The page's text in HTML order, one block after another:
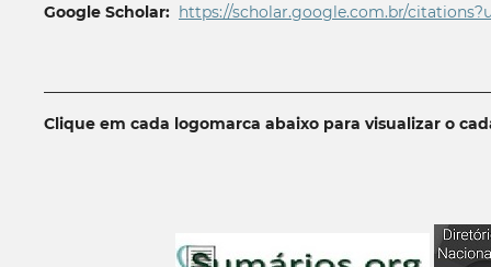
Google Scholar: https://scholar.google.com.br/
Clique em cada logomarca abaixo para visualizar o